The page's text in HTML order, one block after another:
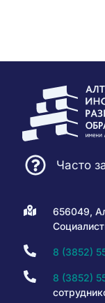
Часто
656049,
8 (3852)
8 (3852)